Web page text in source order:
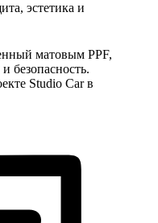
эстетика и
матовым PPF,
безопасность.
Studio Car в